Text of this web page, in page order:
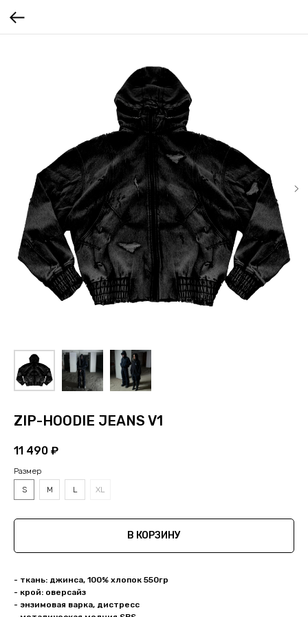
ZIP-HOODIE JEANS V1
11 490 ₽
Размер
S
M L XL
В КОРЗИНУ
- ткань: джинса, 100% хлопок 550гр
- крой: оверсайз
- энзимовая варка, дистресс